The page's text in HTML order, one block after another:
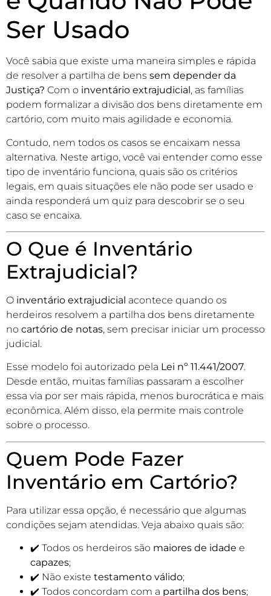
Ser Usado
Você sabia que existe uma maneira simples e rápida
de resolver a partilha de bens sem depender da
Justiça? Com o inventário extrajudicial , as famílias
podem formalizar a divisão dos bens diretamente em
cartório, com muito mais agilidade e economia.
Contudo, nem todos os casos se encaixam nessa
alternativa. Neste artigo, você vai entender como esse
tipo de inventário funciona, quais são os critérios
legais, em quais situações ele não pode ser usado e
ainda responderá um quiz para descobrir se o seu
caso se encaixa.
O Que é Inventário
Extrajudicial?
O inventário extrajudicial acontece quando os
herdeiros resolvem a partilha dos bens diretamente
no cartório de notas, sem precisar iniciar um processo
judicial.
Esse modelo foi autorizado pela Lei nº 11.441/2007.
Desde então, muitas famílias passaram a escolher
essa via por ser mais rápida, menos burocrática e mais
econômica. Além disso, ela permite mais controle
sobre o processo.
Quem Pode Fazer
Inventário em Cartório?
Para utilizar essa opção, é necessário que algumas
condições sejam atendidas. Veja abaixo quais são:
✔️ Todos os herdeiros são maiores de idade e
capazes;
✔️ Não existe testamento válido;
✔️ Todos concordam com a partilha dos bens;